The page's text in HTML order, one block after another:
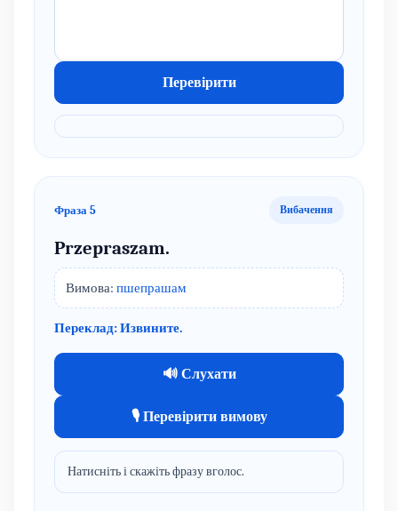
Перевірити
Фраза 5 Вибачення
Przepraszam.
Вимова: пшепрашам
Переклад: Извините.
🔊 Слухати
🎙 Перевірити вимову
Натисніть і скажіть фразу вголос.